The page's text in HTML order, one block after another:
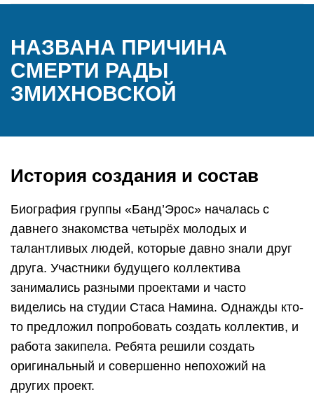
НАЗВАНА ПРИЧИНА
СМЕРТИ РАДЫ
ЗМИХНОВСКОЙ
История создания и состав
Биография группы «Банд’Эрос» началась с
давнего знакомства четырёх молодых и
талантливых людей, которые давно знали друг
друга. Участники будущего коллектива
занимались разными проектами и часто
виделись на студии Стаса Намина. Однажды кто-
то предложил попробовать создать коллектив, и
работа закипела. Ребята решили создать
оригинальный и совершенно непохожий на
других проект.